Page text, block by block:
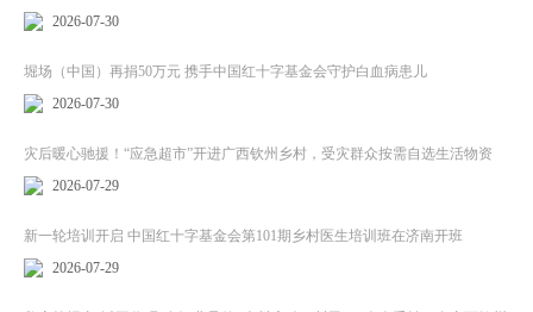
2026-07-30
堀场（中国）再捐50万元 携手中国红十字基金会守护白血病患儿
2026-07-30
灾后暖心驰援！“应急超市”开进广西钦州乡村，受灾群众按需自选生活物资
2026-07-29
新一轮培训开启 中国红十字基金会第101期乡村医生培训班在济南开班
2026-07-29